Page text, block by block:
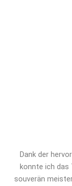
Dank der
konnte ich das
souverän